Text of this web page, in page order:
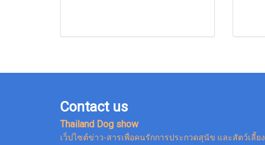
Contact us
Thailand Dog show
เว็ปไซต์ข่าว-สารเพื่อคนรักการประกวดสุนัข และสัตว์เลี้ยง